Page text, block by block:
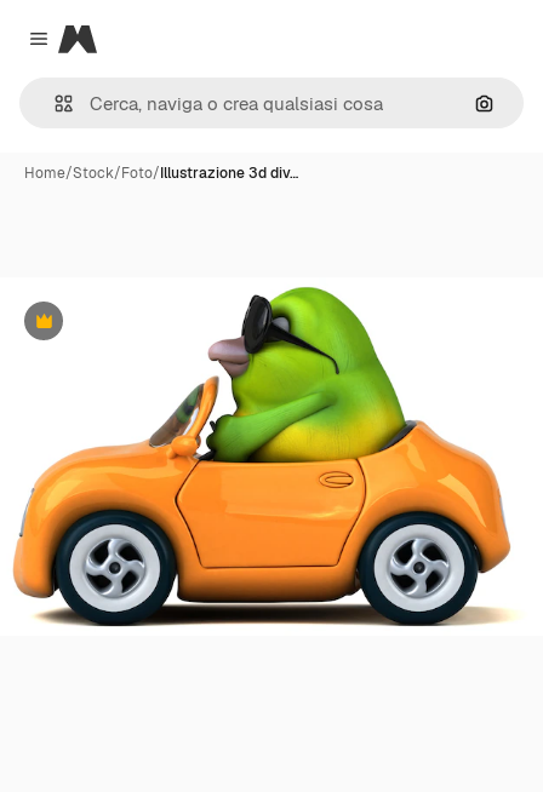
Close menu
Magnific
Cerca
Home/Stock/Foto/Illustrazione 3d div…
Premium